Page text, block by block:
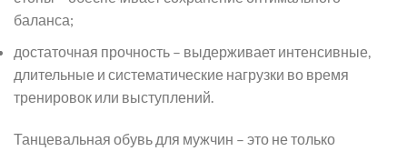
баланса;
достаточная прочность – выдерживает интенсивные,
длительные и систематические нагрузки во время
тренировок или выступлений.
Танцевальная обувь для мужчин – это не только